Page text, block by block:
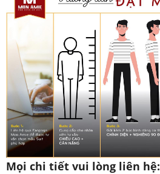
Mọi chi tiết vui lòng liên hệ: